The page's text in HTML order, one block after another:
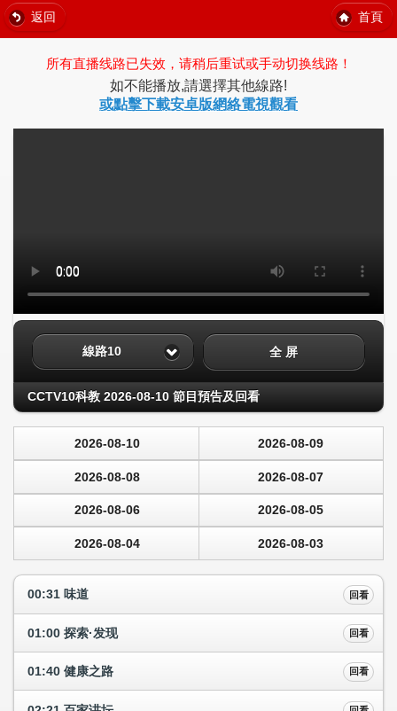
返回 首頁
所有直播线路已失效，请稍后重试或手动切换线路！
如不能播放,請選擇其他線路!
或點擊下載安卓版網絡電視觀看
線路10 全 屏
CCTV10科教 2026-08-10 節目預告及回看
2026-08-10 2026-08-09
2026-08-08 2026-08-07
2026-08-06 2026-08-05
2026-08-04 2026-08-03
00:31 味道 回看
01:00 探索·发现 回看
01:40 健康之路 回看